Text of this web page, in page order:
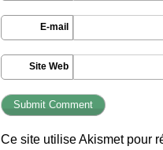
E-mail
Site Web
Ce site utilise Akismet pour